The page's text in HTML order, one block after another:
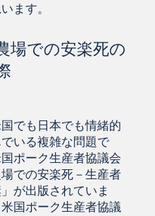
ます。
場での安楽死の
でも日本でも情緒的
いる複雑な問題で
ポーク生産者協議会
での安楽死－生産者
が出版されていま
国ポーク生産者協議